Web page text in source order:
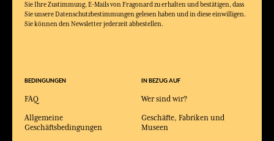
Sie Ihre Zustimmung, E-Mails von Fragonard zu erhalten und bestätigen, dass
Sie unsere Datenschutzbestimmungen gelesen haben und in diese einwilligen.
Sie können den Newsletter jederzeit abbestellen.
BEDINGUNGEN
FAQ
Allgemeine
Geschäftsbedingungen
IN BEZUG AUF
Wer sind wir?
Geschäfte, Fabriken und
Museen